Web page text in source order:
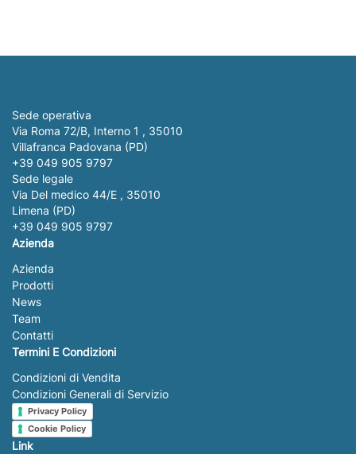
Sede operativa
Via Roma 72/B, Interno 1 , 35010
Villafranca Padovana (PD)
+39 049 905 9797
Sede legale
Via Del medico 44/E , 35010
Limena (PD)
+39 049 905 9797
Azienda
Azienda
Prodotti
News
Team
Contatti
Termini E Condizioni
Condizioni di Vendita
Condizioni Generali di Servizio
Privacy Policy
Cookie Policy
Link